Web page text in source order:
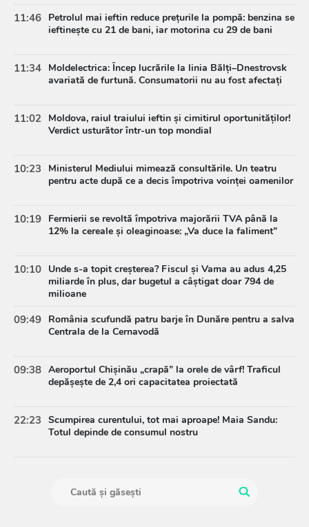
11:46 Petrolul mai ieftin reduce prețurile la pompă: benzina se
ieftinește cu 21 de bani, iar motorina cu 29 de bani
11:34 Moldelectrica: Încep lucrările la linia Bălți–Dnestrovsk
avariată de furtună. Consumatorii nu au fost afectați
11:02 Moldova, raiul traiului ieftin și cimitirul oportunităților!
Verdict usturător într-un top mondial
10:23
Ministerul Mediului mimează consultările. Un teatru
pentru acte după ce a decis împotriva voinței oamenilor
10:19 Fermierii se revoltă împotriva majorării TVA până la
12% la cereale și oleaginoase: „Va duce la faliment”
10:10 Unde s-a topit creșterea? Fiscul și Vama au adus 4,25
miliarde în plus, dar bugetul a câștigat doar 794 de
milioane
09:49 România scufundă patru barje în Dunăre pentru a salva
Centrala de la Cernavodă
09:38 Aeroportul Chișinău „crapă” la orele de vârf! Traficul
depășește de 2,4 ori capacitatea proiectată
22:23 Scumpirea curentului, tot mai aproape! Maia Sandu:
Totul depinde de consumul nostru